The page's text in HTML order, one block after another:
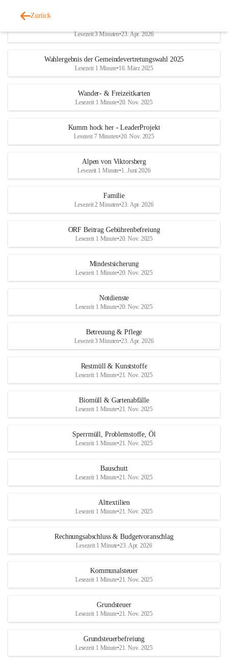
Zurück
Lesezeit 3 Minuten•23. Apr. 2026
Wahlergebnis der Gemeindevertretungswahl 2025
Lesezeit 1 Minute•16. März 2025
Wander- & Freizeitkarten
Lesezeit 1 Minute•20. Nov. 2025
Kumm hock her - LeaderProjekt
Lesezeit 7 Minuten•20. Nov. 2025
Alpen von Viktorsberg
Lesezeit 1 Minute•1. Juni 2026
Familie
Lesezeit 2 Minuten•23. Apr. 2026
ORF Beitrag Gebührenbefreiung
Lesezeit 1 Minute•20. Nov. 2025
Mindestsicherung
Lesezeit 1 Minute•20. Nov. 2025
Notdienste
Lesezeit 1 Minute•20. Nov. 2025
Betreuung & Pflege
Lesezeit 3 Minuten•23. Apr. 2026
Restmüll & Kunststoffe
Lesezeit 1 Minute•21. Nov. 2025
Biomüll & Gartenabfälle
Lesezeit 1 Minute•21. Nov. 2025
Sperrmüll, Problemstoffe, Öl
Lesezeit 1 Minute•21. Nov. 2025
Bauschutt
Lesezeit 1 Minute•21. Nov. 2025
Alttextilien
Lesezeit 1 Minute•21. Nov. 2025
Rechnungsabschluss & Budgetvoranschlag
Lesezeit 1 Minute•23. Apr. 2026
Kommunalsteuer
Lesezeit 1 Minute•21. Nov. 2025
Grundsteuer
Lesezeit 1 Minute•21. Nov. 2025
Grundsteuerbefreiung
Lesezeit 1 Minute•21. Nov. 2025